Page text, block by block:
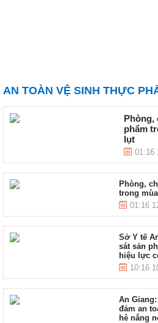
AN TOÀN VỆ SINH THỰC
Phòng,
phẩm
lụt
01:16
Phòng,
trong
01:16
Sở Y tế
sát sản
hiệu lực
10:16
An
đảm an
hè nắng